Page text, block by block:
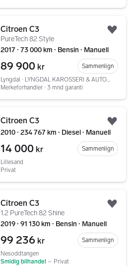
Citroen C3
PureTech 82 Style
2017 ∙ 73 000 km ∙ Bensin ∙ Manuell
89 900 kr
Sammenlign
Lyngdal ∙ LYNGDAL KAROSSERI & AUTO AS
Merkeforhandler ∙ 3 mnd garanti
Citroen C3
2010 ∙ 234 767 km ∙ Diesel ∙ Manuell
14 000 kr
Sammenlign
Lillesand
Privat
Citroen C3
1.2 PureTech 82 Shine
2019 ∙ 91 130 km ∙ Bensin ∙ Manuell
99 236 kr
Sammenlign
Nesoddtangen
Smidig bilhandel – Privat